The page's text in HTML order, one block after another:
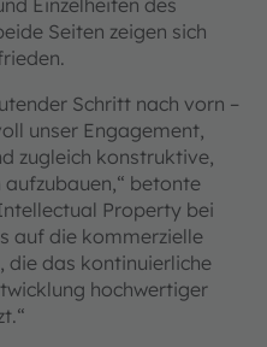
Seiten zeigen sich
Schritt nach vorn –
unser Engagement,
zugleich konstruktive,
betonte
Property bei
auf die kommerzielle
die das kontinuierliche
hochwertiger